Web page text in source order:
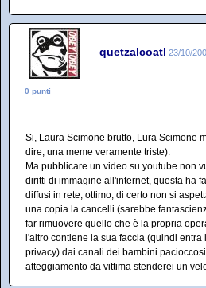
quetzalcoatl 23/10/
0 punti
Si, Laura Scimone brutto, Lura Scimone
dire, una meme veramente triste).
Ma pubblicare un video su youtube non
diritti di immagine all'internet, questa ha
diffusi in rete, ottimo, di certo non si
una copia la cancelli (sarebbe
far rimuovere quello che è la propria
l'altro contiene la sua faccia (quindi
privacy) dai canali dei bambini
atteggiamento da vittima stenderei un